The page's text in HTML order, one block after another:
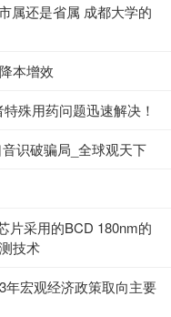
属还是省属 成都大学的
本增效
殊用药问题迅速解决！
330杯奶茶 店主听口音识破骗局_全球观天下
片采用的BCD 180nm的
技术
年宏观经济政策取向主要